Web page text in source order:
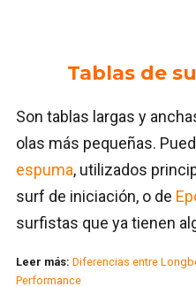
Tablas de
Son tablas largas y
olas más pequeñas.
espuma, utilizados
surf de iniciación, o de
surfistas que ya tienen
Leer más: Diferencias entre
Performance